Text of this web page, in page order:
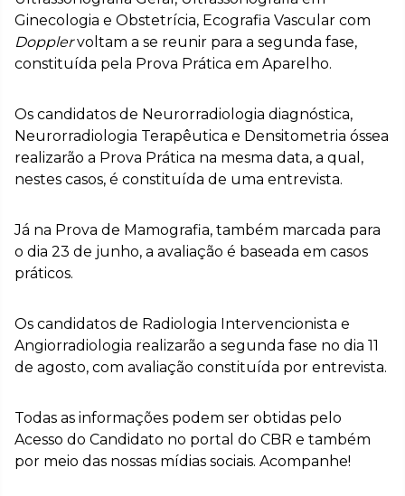
Ginecologia e Obstetrícia, Ecografia Vascular com
Dopplervoltam a se reunir para a segunda fase,
constituída pela Prova Prática em Aparelho.
Os candidatos de Neurorradiologia diagnóstica,
Neurorradiologia Terapêutica e Densitometria óssea
realizarão a Prova Prática na mesma data, a qual,
nestes casos, é constituída de uma entrevista.
Já na Prova de Mamografia, também marcada para
o dia 23 de junho, a avaliação é baseada em casos
práticos.
Os candidatos de Radiologia Intervencionista e
Angiorradiologia realizarão a segunda fase no dia 11
de agosto, com avaliação constituída por entrevista.
Todas as informações podem ser obtidas pelo
Acesso do Candidato no portal do CBR e também
por meio das nossas mídias sociais. Acompanhe!